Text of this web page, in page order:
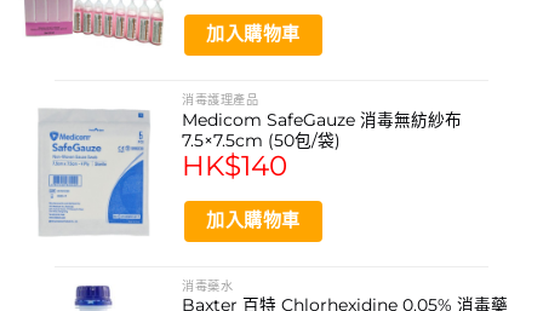
HK$90.
加入購物車
消毒護理產品
Medicom SafeGauze 消毒無紡紗布
7.5×7.5cm (50包/袋)
HK$140
加入購物車
消毒藥水
Baxter 百特 Chlorhexidine 0.05% 消毒藥